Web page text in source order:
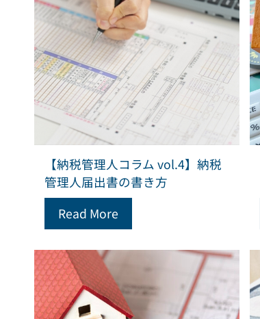
【納税管理人コラム vol.4】納税
管理人届出書の書き方
Read More